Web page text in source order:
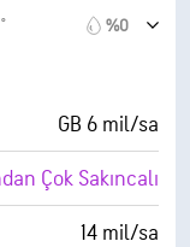
%0
6 mil
30000 fit
%0
GB 6 mil/sa
Çok Sakıncalı
14 mil/sa